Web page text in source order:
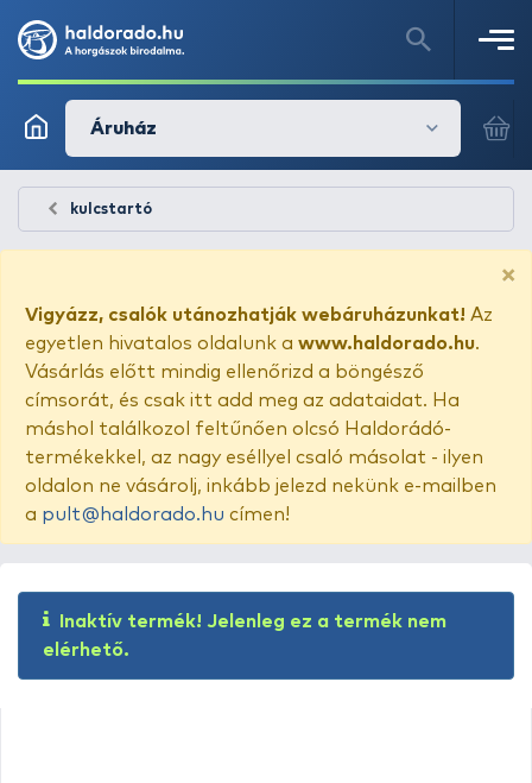
Áruház
kulcstartó
×
Vigyázz, csalók utánozhatják webáruházunkat! Az
egyetlen hivatalos oldalunk a www.haldorado.hu.
Vásárlás előtt mindig ellenőrizd a böngésző
címsorát, és csak itt add meg az adataidat. Ha
máshol találkozol feltűnően olcsó Haldorádó-
termékekkel, az nagy eséllyel csaló másolat - ilyen
oldalon ne vásárolj, inkább jelezd nekünk e-mailben
a pult@haldorado.hu címen!
Inaktív termék! Jelenleg ez a termék nem
elérhető.